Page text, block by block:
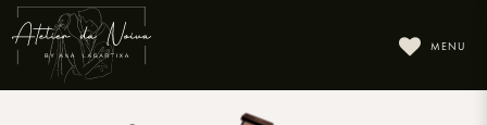
MENU